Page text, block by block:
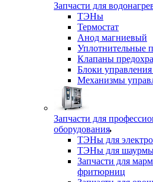
Запчасти для
ТЭНы
Термостат
Анод магниевый
Уплотнительные
Клапаны
Блоки
Механизмы
Запчасти для
оборудования
ТЭНы для
ТЭНы для
Запчасти для
фритюрниц